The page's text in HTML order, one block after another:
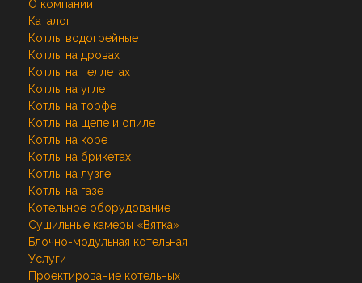
О компании
Каталог
Котлы водогрейные
Котлы на дровах
Котлы на пеллетах
Котлы на угле
Котлы на торфе
Котлы на щепе и опиле
Котлы на коре
Котлы на брикетах
Котлы на лузге
Котлы на газе
Котельное оборудование
Сушильные камеры «Вятка»
Блочно-модульная котельная
Услуги
Проектирование котельных